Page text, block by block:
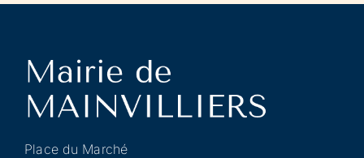
Place du Marché